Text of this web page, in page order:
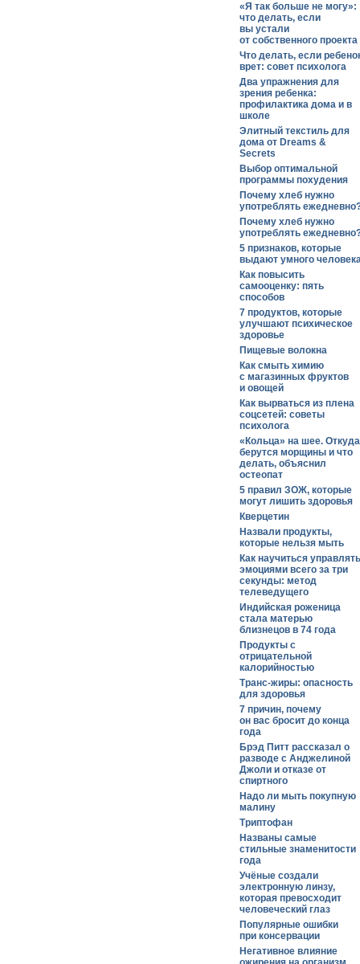
«Я так больше не могу»:
что делать, если
вы устали
от собственного проекта
Что делать, если
врет: совет психолога
Два упражнения для
зрения ребенка:
профилактика дома и в
школе
Элитный текстиль для
дома от Dreams &
Secrets
Выбор оптимальной
программы похудения
Почему хлеб нужно
употреблять
Почему хлеб нужно
употреблять
5 признаков, которые
выдают умного
Как повысить
самооценку: пять
способов
7 продуктов, которые
улучшают психическое
здоровье
Пищевые волокна
Как смыть химию
с магазинных фруктов
и овощей
Как вырваться из плена
соцсетей: советы
психолога
«Кольца» на шее. Откуда
берутся морщины и что
делать, объяснил
остеопат
5 правил ЗОЖ, которые
могут лишить здоровья
Кверцетин
Назвали продукты,
которые нельзя мыть
Как научиться управлять
эмоциями всего за три
секунды: метод
телеведущего
Индийская роженица
стала матерью
близнецов в 74 года
Продукты с
отрицательной
калорийностью
Транс-жиры: опасность
для здоровья
7 причин, почему
он вас бросит до конца
года
Брэд Питт рассказал о
разводе с Анджелиной
Джоли и отказе от
спиртного
Надо ли мыть покупную
малину
Триптофан
Названы самые
стильные знаменитости
года
Учёные создали
электронную линзу,
которая превосходит
человеческий глаз
Популярные ошибки
при консервации
Негативное влияние